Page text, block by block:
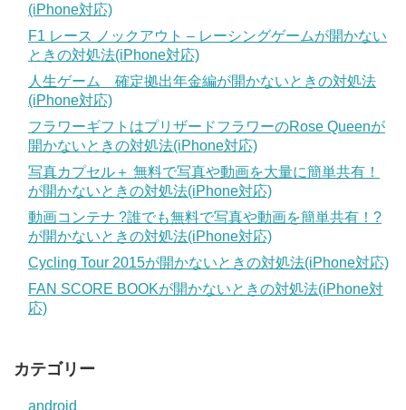
(iPhone対応)
F1 レース ノックアウト – レーシングゲームが開かない
ときの対処法(iPhone対応)
人生ゲーム 確定拠出年金編が開かないときの対処法
(iPhone対応)
フラワーギフトはプリザードフラワーのRose Queenが
開かないときの対処法(iPhone対応)
写真カプセル＋ 無料で写真や動画を大量に簡単共有！
が開かないときの対処法(iPhone対応)
動画コンテナ ?誰でも無料で写真や動画を簡単共有！?
が開かないときの対処法(iPhone対応)
Cycling Tour 2015が開かないときの対処法(iPhone対応)
FAN SCORE BOOKが開かないときの対処法(iPhone対
応)
カテゴリー
android